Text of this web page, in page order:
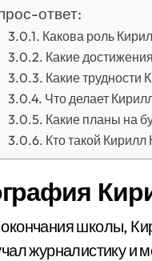
ответ:
Какова роль
Какие
Какие трудности
Что делает
Какие планы на
Кто такой Кирилл
школы,
журналистику и